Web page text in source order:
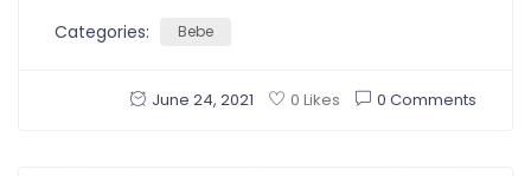
Categories: Bebe
June 24, 2021 0 Likes 0 Comments